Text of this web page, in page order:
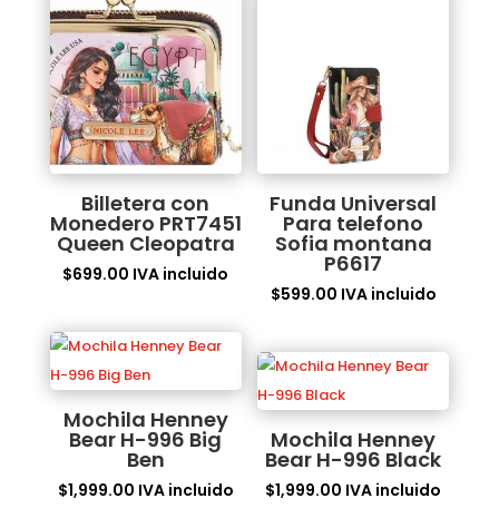
Billetera con
Monedero PRT7451
Queen Cleopatra
$699.00 IVA incluido
Funda Universal
Para telefono
Sofia montana
P6617
$599.00 IVA incluido
Mochila Henney
Bear H-996 Big
Ben
$1,999.00 IVA incluido
Mochila Henney
Bear H-996 Black
$1,999.00 IVA incluido